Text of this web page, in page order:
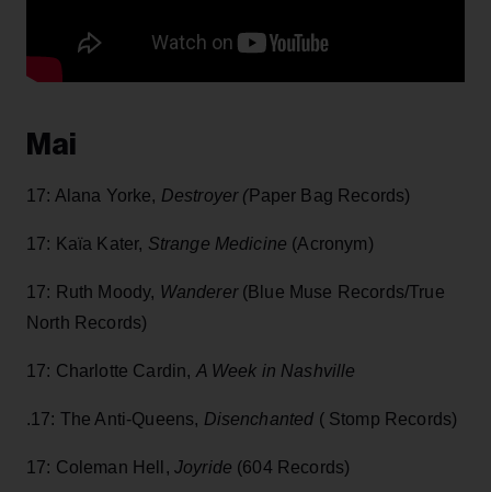
Mai
17: Alana Yorke, Destroyer (Paper Bag Records)
17: Kaïa Kater, Strange Medicine (Acronym)
17: Ruth Moody, Wanderer (Blue Muse Records/True
North Records)
17: Charlotte Cardin, A Week in Nashville
.17: The Anti-Queens, Disenchanted ( Stomp Records)
17: Coleman Hell, Joyride (604 Records)